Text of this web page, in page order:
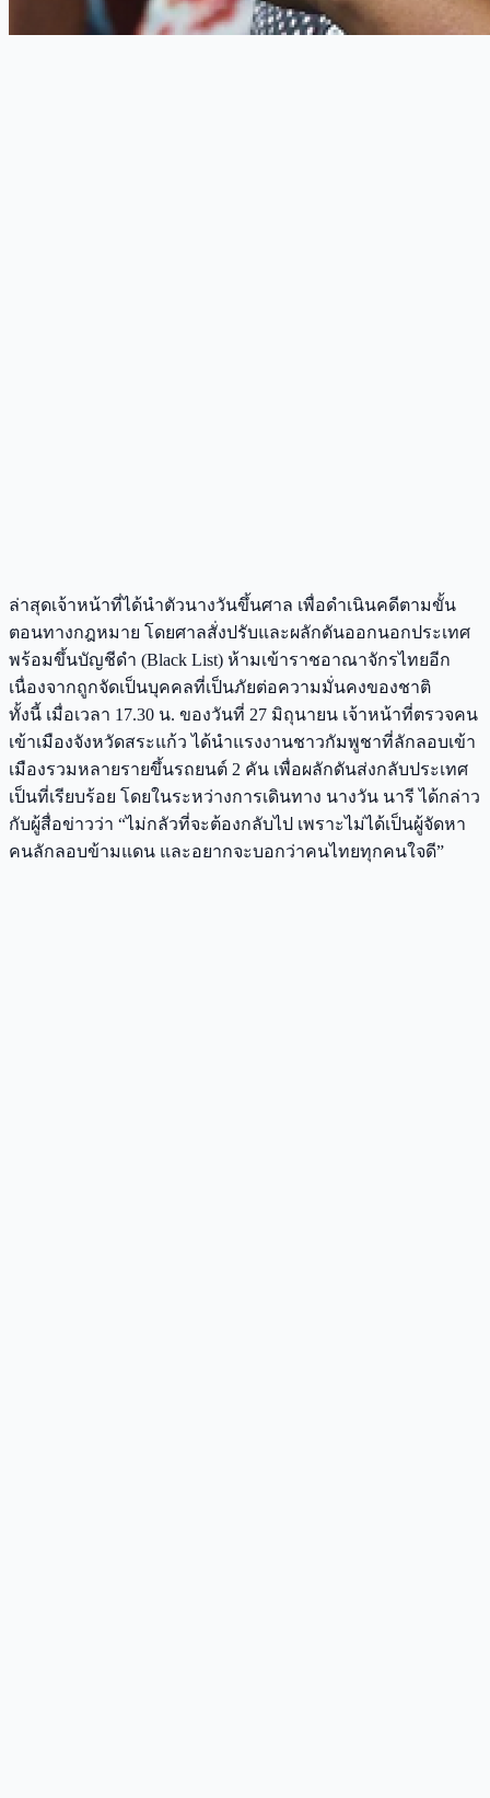
ล่าสุดเจ้าหน้าที่ได้นำตัวนางวันขึ้นศาล เพื่อดำเนินคดีตามขั้น
ตอนทางกฎหมาย โดยศาลสั่งปรับและผลักดันออกนอกประเทศ
พร้อมขึ้นบัญชีดำ (Black List) ห้ามเข้าราชอาณาจักรไทยอีก
เนื่องจากถูกจัดเป็นบุคคลที่เป็นภัยต่อความมั่นคงของชาติ
ทั้งนี้ เมื่อเวลา 17.30 น. ของวันที่ 27 มิถุนายน เจ้าหน้าที่ตรวจคน
เข้าเมืองจังหวัดสระแก้ว ได้นำแรงงานชาวกัมพูชาที่ลักลอบเข้า
เมืองรวมหลายรายขึ้นรถยนต์ 2 คัน เพื่อผลักดันส่งกลับประเทศ
เป็นที่เรียบร้อย โดยในระหว่างการเดินทาง นางวัน นารี ได้กล่าว
กับผู้สื่อข่าวว่า “ไม่กลัวที่จะต้องกลับไป เพราะไม่ได้เป็นผู้จัดหา
คนลักลอบข้ามแดน และอยากจะบอกว่าคนไทยทุกคนใจดี”